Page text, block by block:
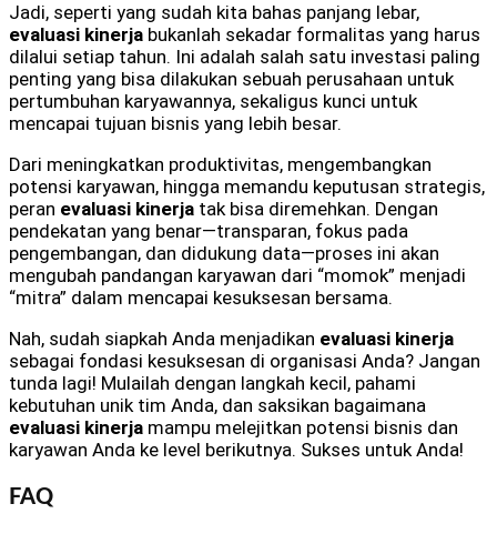
Jadi, seperti yang sudah kita bahas panjang lebar,
evaluasi kinerja bukanlah sekadar formalitas yang harus
dilalui setiap tahun. Ini adalah salah satu investasi paling
penting yang bisa dilakukan sebuah perusahaan untuk
pertumbuhan karyawannya, sekaligus kunci untuk
mencapai tujuan bisnis yang lebih besar.
Dari meningkatkan produktivitas, mengembangkan
potensi karyawan, hingga memandu keputusan strategis,
peran evaluasi kinerja tak bisa diremehkan. Dengan
pendekatan yang benar—transparan, fokus pada
pengembangan, dan didukung data—proses ini akan
mengubah pandangan karyawan dari “momok” menjadi
“mitra” dalam mencapai kesuksesan bersama.
Nah, sudah siapkah Anda menjadikan evaluasi kinerja
sebagai fondasi kesuksesan di organisasi Anda? Jangan
tunda lagi! Mulailah dengan langkah kecil, pahami
kebutuhan unik tim Anda, dan saksikan bagaimana
evaluasi kinerja mampu melejitkan potensi bisnis dan
karyawan Anda ke level berikutnya. Sukses untuk Anda!
FAQ